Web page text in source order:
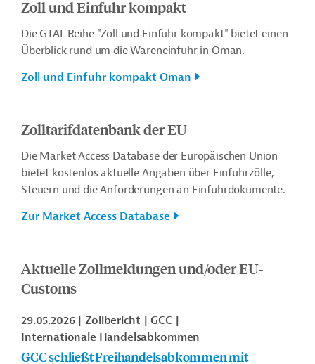
Zoll und Einfuhr kompakt
Die GTAI-Reihe "Zoll und Einfuhr kompakt" bietet einen
Überblick rund um die Wareneinfuhr in Oman.
Zoll und Einfuhr kompakt Oman
Zolltarifdatenbank der EU
Die Market Access Database der Europäischen Union
bietet kostenlos aktuelle Angaben über Einfuhrzölle,
Steuern und die Anforderungen an Einfuhrdokumente.
Zur Market Access Database
Aktuelle Zollmeldungen und/oder EU-
Customs
29.05.2026 Zollbericht
GCC
Internationale Handelsabkommen
GCC schließt Freihandelsabkommen mit